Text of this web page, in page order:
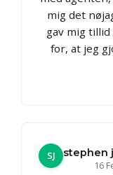
mig det
gav mig tillid
for, at jeg
SJ
stephen
16